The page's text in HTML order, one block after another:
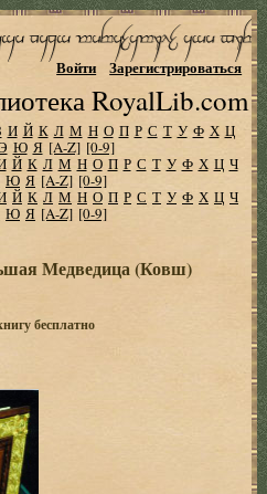
RoyalLib.com
Войти Зарегистрироваться
И Й К Л М Н О П Р С Т У Ф Х Ц
Ю Я [A-Z] [0-9]
Й К Л М Н О П Р С Т У Ф Х Ц Ч
Ю Я [A-Z] [0-9]
Й К Л М Н О П Р С Т У Ф Х Ц Ч
Ю Я [A-Z] [0-9]
Медведица (Ковш)
бесплатно